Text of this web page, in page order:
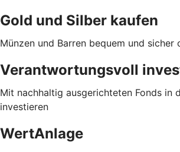
Gold und Silber kaufen
Münzen und Barren bequem und sicher
Verantwortungsvoll
Mit nachhaltig ausgerichteten Fonds in
investieren
WertAnlage